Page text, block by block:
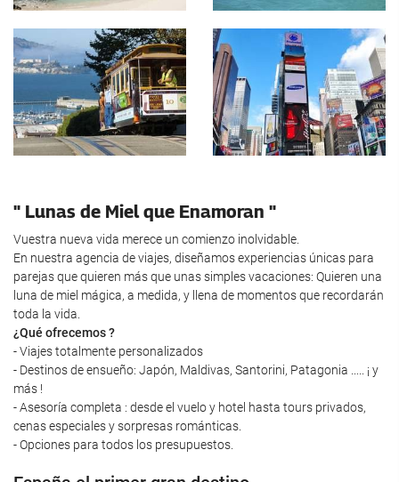
" Lunas de Miel que Enamoran "
Vuestra nueva vida merece un comienzo inolvidable.
En nuestra agencia de viajes, diseñamos experiencias únicas para
parejas que quieren más que unas simples vacaciones: Quieren una
luna de miel mágica, a medida, y llena de momentos que recordarán
toda la vida.
¿Qué ofrecemos ?
- Viajes totalmente personalizados
- Destinos de ensueño: Japón, Maldivas, Santorini, Patagonia ..... ¡ y
más !
- Asesoría completa : desde el vuelo y hotel hasta tours privados,
cenas especiales y sorpresas románticas.
- Opciones para todos los presupuestos.